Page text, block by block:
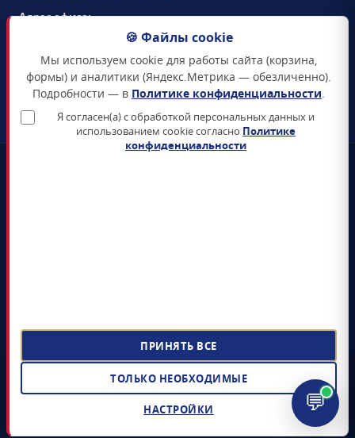
Адрес офиса:
Семёновская набережная, д. 2/1, стр. 1, офис 411
Схема проезда →
ЗАКАЗАТЬ ЗВОНОК
Электронный документооборот, УПД, счёт-фактура
ООО «СОФТЗАЩИТА», 2022 – 2026· Поставка лицензионного
российского ПО и средств защиты информации
ИНН 9704085328 · ОГРН 1217700398805 ·Реквизиты и документы
Политика конфиденциальностиСогласие на обработку ПДн
🍪 Файлы cookie
Мы используем cookie для работы сайта (корзина,
формы) и аналитики (Яндекс.Метрика — обезличенно).
Подробности — в Политике конфиденциальности.
Я согласен(а) с обработкой персональных данных и
использованием cookie согласно Политике
конфиденциальности
ПРИНЯТЬ ВСЕ
ТОЛЬКО НЕОБХОДИМЫЕ
НАСТРОЙКИ 💬